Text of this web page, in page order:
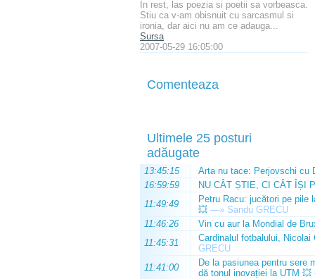
In rest, las poezia si poetii sa vorbeasca.
Stiu ca v-am obisnuit cu sarcasmul si
ironia, dar aici nu am ce adauga...
Sursa
2007-05-29 16:05:00
Comenteaza
Ultimele 25 posturi
adăugate
13:45:15
Arta nu tace: Perjovschi cu
16:59:59
NU CÂT ȘTIE, CI CÂT ÎȘI
11:49:49
Petru Racu: jucători pe pile
💥 —» Sandu GRECU
11:46:26
Vin cu aur la Mondial de
11:45:31
Cardinalul fotbalului,
GRECU
11:41:00
De la pasiunea pentru sere
dă tonul inovației la UTM 💥